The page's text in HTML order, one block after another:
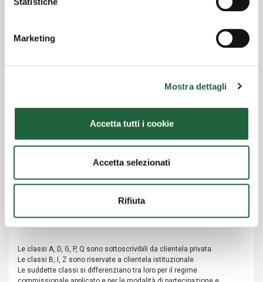
Marketing
Mostra dettagli
Accetta tutti i cookie
Accetta selezionati
Rifiuta
EUROMOBILIARE SALUTE & BENESSERE ESG
Classe A
EUROMOBILIARE DEFENSIVE OPPORTUNITY
Classe D
MATURITY 2031
Le classi A, D, G, P, Q sono sottoscrivibili da clientela privata.
Le classi B, I, Z sono riservate a clientela istituzionale.
Le suddette classi si differenziano tra loro per il regime